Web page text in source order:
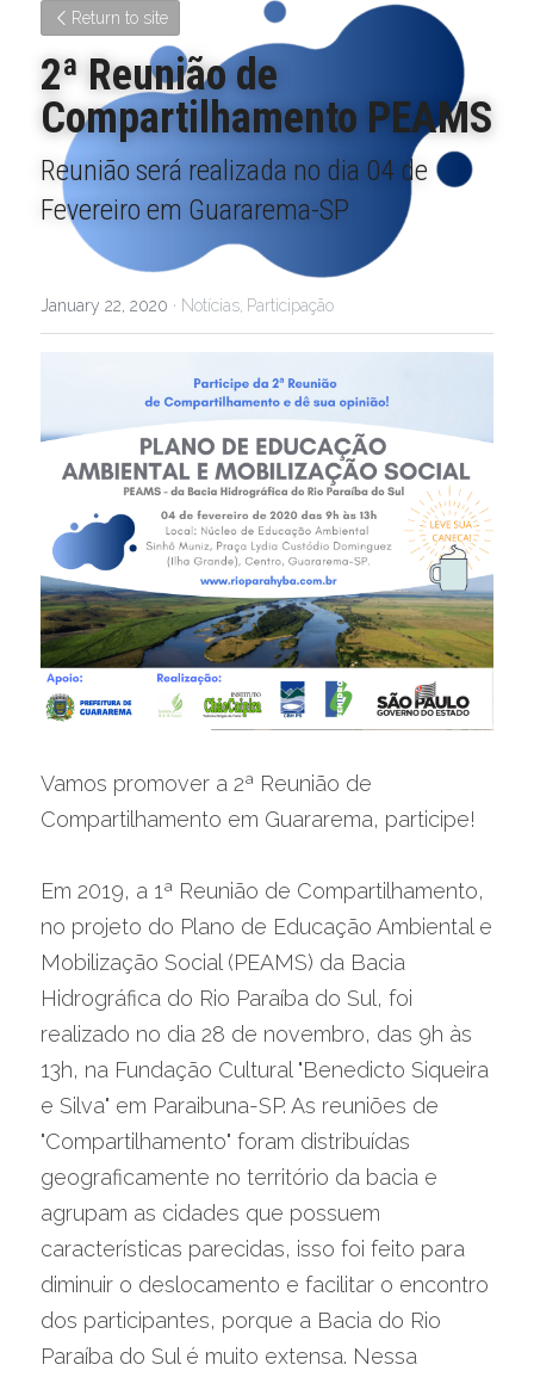
Return to site
2ª Reunião de
Compartilhamento PEAMS
Reunião será realizada no dia 04 de
Fevereiro em Guararema-SP
January 22, 2020 · Notícias, Participação
Vamos promover a 2ª Reunião de
Compartilhamento em Guararema, participe!
Em 2019, a 1ª Reunião de Compartilhamento,
no projeto do Plano de Educação Ambiental e
Mobilização Social (PEAMS) da Bacia
Hidrográfica do Rio Paraíba do Sul, foi
realizado no dia 28 de novembro, das 9h às
13h, na Fundação Cultural "Benedicto Siqueira
e Silva" em Paraibuna-SP. As reuniões de
"Compartilhamento" foram distribuídas
geograficamente no território da bacia e
agrupam as cidades que possuem
características parecidas, isso foi feito para
diminuir o deslocamento e facilitar o encontro
dos participantes, porque a Bacia do Rio
Paraíba do Sul é muito extensa. Nessa